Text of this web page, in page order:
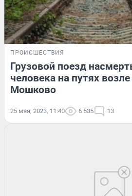
ПРОИСШЕСТВИЯ
Грузовой поезд
человека на путях
Мошково
25 мая, 2023, 11:40 6 535 13